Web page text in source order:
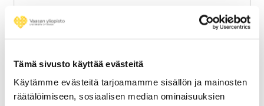
Tämä sivusto käyttää evästeitä
Käytämme evästeitä tarjoamamme sisällön ja mainosten
räätälöimiseen, sosiaalisen median ominaisuuksien
Kotisivu
Tallenna Nimeni, Sähköpostiosoitteeni Ja Kotisivuni